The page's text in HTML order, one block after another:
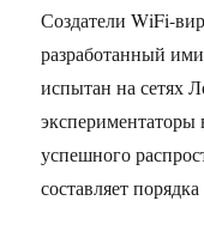
Создатели WiFi-
разработанный
испытан на сетях
экспериментаторы
успешного
составляет